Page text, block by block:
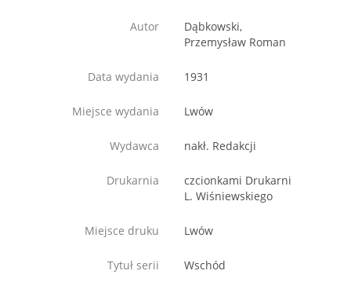
Autor
Dąbkowski,
Przemysław Roman
Data wydania 1931
Miejsce wydania Lwów
Wydawca nakł. Redakcji
Drukarnia
czcionkami Drukarni
L. Wiśniewskiego
Miejsce druku Lwów
Tytuł serii Wschód